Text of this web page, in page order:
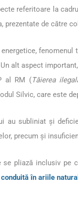
referitoare la
prezentate de către
alt aspect
al RM (Tăierea
Silvic, care este
au subliniat și
precum și
pliază inclusiv pe
în ariile